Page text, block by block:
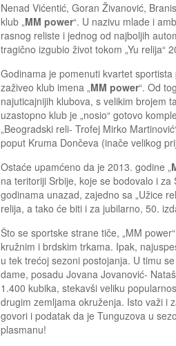
Nenad Vićentić, Goran Živanović,
klub „MM power“. U nazivu mlade i
rasnog reliste i jednog od najboljih
tragično izgubio život tokom „Yu relija“
Godinama je pomenuti kvartet
zaživeo klub imena „MM power“. Od
najuticajnijih klubova, s velikim brojem
uzastopno klub je „nosio“ gotovo
„Beogradski reli- Trofej Mirko
poput Kruma Dončeva (inače velikog
Ostaće upamćeno da je 2013. godine „
na teritoriji Srbije, koje se bodovalo i
godinama unazad, zajedno sa „Užice
relija, a tako će biti i za jubilarno, 50.
Što se sportske strane tiče, „MM
kružnim i brdskim trkama. Ipak,
u tek trećoj sezoni postojanja. U timu
dame, posadu Jovana Jovanović-
1.400 kubika, stekavši veliku
drugim zemljama okruženja. Isto važi i
govori i podatak da je Tunguzova u
plasmanu!